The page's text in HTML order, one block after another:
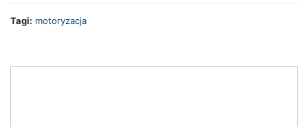
Tagi: motoryzacja